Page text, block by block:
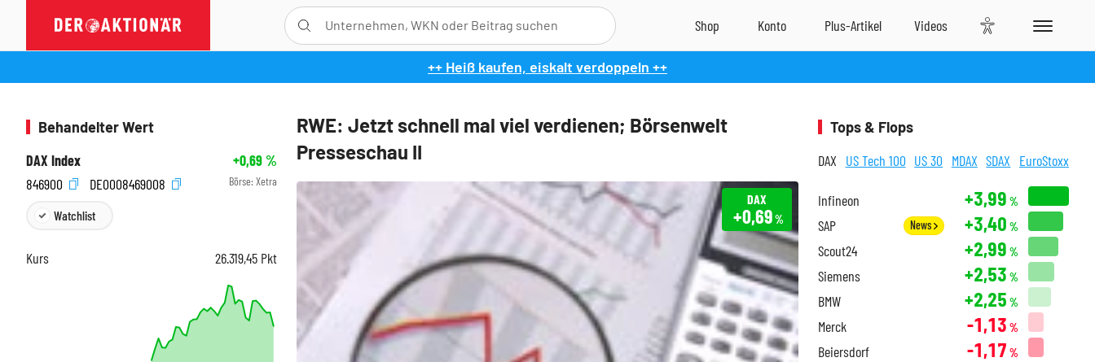
++ Heiß kaufen, eiskalt verdoppeln ++
RWE: Jetzt schnell mal viel verdienen; Börsenwelt
Presseschau II
DAX
+0,69%
Behandelter Wert
DAX Index
+0,69%
846900
DE0008469008 Börse: Xetra
Watchlist
Kurs 26.319,45 Pkt
Tops & Flops
DAX US Tech 100 US 30 MDAX SDAX EuroStoxx
Infineon +3,99 %
SAP News +3,40 %
Scout24 +2,99 %
Siemens +2,53 %
BMW +2,25 %
Merck -1,13 %
Beiersdorf -1,17 %